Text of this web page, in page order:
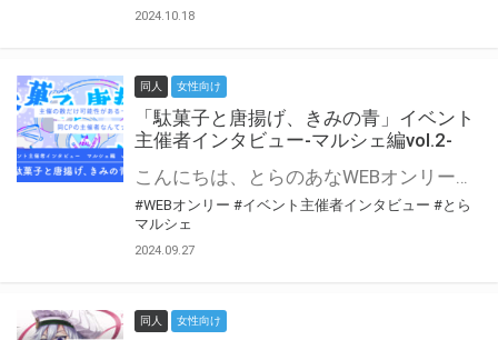
2024.10.18
同人 女性向け
「駄菓子と唐揚げ、きみの青」イベント
主催者インタビュー-マルシェ編vol.2-
こんにちは、とらのあなWEBオンリー運営スタッフです。 新たにお届けする、イベント主催者インタビュー-マルシェ編-は、 とらのあなWEBオンリー「マルシェ」をご利用の主催様に 「マルシェ」を使ってイベントを開催した感想や心がけをお聞きする企画です。 今回は、WEBオンリー初開催「駄菓子と唐揚げ、きみの青」より、 主催のぎこ六屋様にお話を伺いました。 協力：ぎこ六屋様／イベント公式Twitter（@krkgwks） とらのあなWEBオンリー「マルシェ」とは？ WEBオンリーでリアルタイムでコミュニケーションがとれるオンライン会場です。
#WEBオンリー #イベント主催者インタビュー #とら
マルシェ
2024.09.27
同人 女性向け